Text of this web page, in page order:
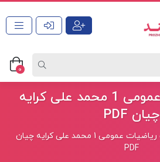
0
کتاب ریاضیات عمومی 1 محمد علی کرایه
چیان PDF
کتاب ریاضیات عمومی 1 محمد علی کرایه چیان
PDF